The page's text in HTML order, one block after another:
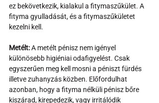
ez bekövetkezik, kialakul a fitymaszűkület. A
fityma gyulladását, és a fitymaszűkületet
kezelni kell.
Metélt: A metélt pénisz nem igényel
különösebb higiéniai odafigyelést. Csak
egyszerűen meg kell mosni a péniszt fürdés
illetve zuhanyzás közben. Előfordulhat
azonban, hogy a fityma nélküli pénisz bőre
kiszárad, kirepedezik, vagy irritálódik